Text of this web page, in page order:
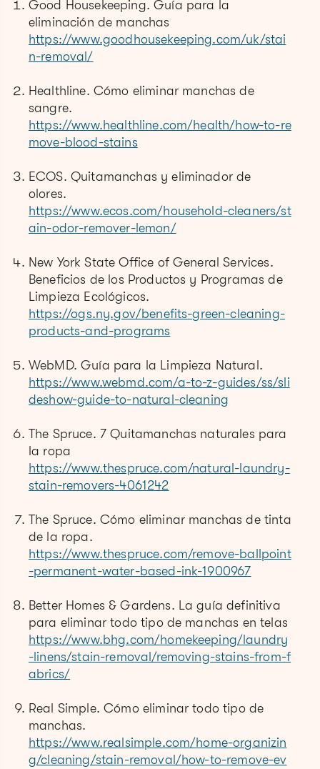
Good Housekeeping. Guía para la
eliminación de manchas
https://www.goodhousekeeping.com/uk/stai
n-removal/
Healthline. Cómo eliminar manchas de
sangre.
https://www.healthline.com/health/how-to-re
move-blood-stains
ECOS. Quitamanchas y eliminador de
olores.
https://www.ecos.com/household-cleaners/st
ain-odor-remover-lemon/
New York State Office of General Services.
Beneficios de los Productos y Programas de
Limpieza Ecológicos.
https://ogs.ny.gov/benefits-green-cleaning-
products-and-programs
WebMD. Guía para la Limpieza Natural.
https://www.webmd.com/a-to-z-guides/ss/sli
deshow-guide-to-natural-cleaning
The Spruce. 7 Quitamanchas naturales para
la ropa
https://www.thespruce.com/natural-laundry-
stain-removers-4061242
The Spruce. Cómo eliminar manchas de tinta
de la ropa.
https://www.thespruce.com/remove-ballpoint
-permanent-water-based-ink-1900967
Better Homes & Gardens. La guía definitiva
para eliminar todo tipo de manchas en telas
https://www.bhg.com/homekeeping/laundry
-linens/stain-removal/removing-stains-from-f
abrics/
Real Simple. Cómo eliminar todo tipo de
manchas.
https://www.realsimple.com/home-organizin
g/cleaning/stain-removal/how-to-remove-ev